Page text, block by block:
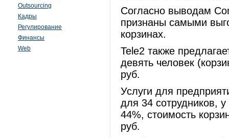
Outsourcing
Кадры
Регулирование
Финансы
Web
Согласно выводам
признаны самыми
корзинах.
Tele2 также
девять человек
руб.
Услуги для
для 34 сотрудников,
44%, стоимость
руб.